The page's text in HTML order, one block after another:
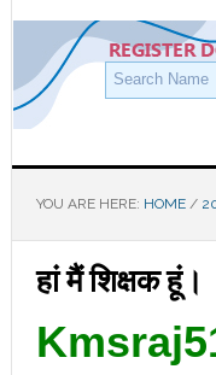
YOU ARE HERE: HOME /
हां मैं शिक्षक हूं।